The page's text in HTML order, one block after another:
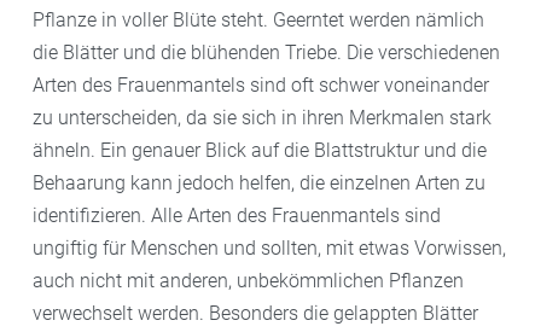
Pflanze in voller Blüte steht. Geerntet werden nämlich
die Blätter und die blühenden Triebe. Die verschiedenen
Arten des Frauenmantels sind oft schwer voneinander
zu unterscheiden, da sie sich in ihren Merkmalen stark
ähneln. Ein genauer Blick auf die Blattstruktur und die
Behaarung kann jedoch helfen, die einzelnen Arten zu
identifizieren. Alle Arten des Frauenmantels sind
ungiftig für Menschen und sollten, mit etwas Vorwissen,
auch nicht mit anderen, unbekömmlichen Pflanzen
verwechselt werden. Besonders die gelappten Blätter